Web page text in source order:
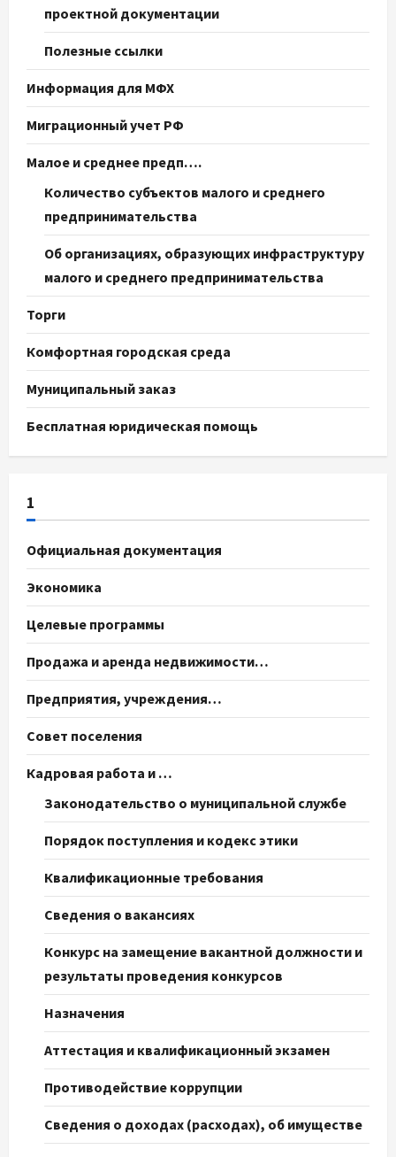
проектной документации
Полезные ссылки
Информация для МФХ
Миграционный учет РФ
Малое и среднее предп….
Количество субъектов малого и среднего
предпринимательства
Об организациях, образующих инфраструктуру
малого и среднего предпринимательства
Торги
Комфортная городская среда
Муниципальный заказ
Бесплатная юридическая помощь
1
Официальная документация
Экономика
Целевые программы
Продажа и аренда недвижимости…
Предприятия, учреждения…
Совет поселения
Кадровая работа и …
Законодательство о муниципальной службе
Порядок поступления и кодекс этики
Квалификационные требования
Сведения о вакансиях
Конкурс на замещение вакантной должности и
результаты проведения конкурсов
Назначения
Аттестация и квалификационный экзамен
Противодействие коррупции
Сведения о доходах (расходах), об имуществе